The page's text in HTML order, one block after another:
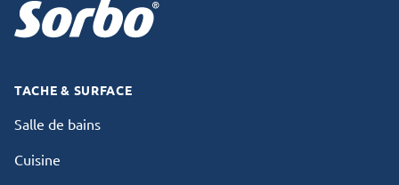
TACHE & SURFACE
Salle de bains
Cuisine